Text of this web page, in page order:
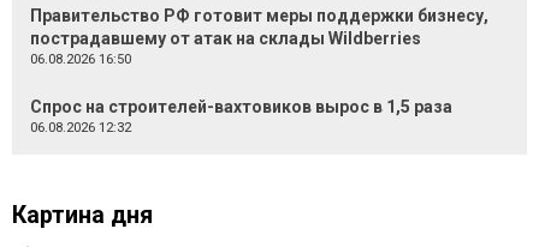
Правительство РФ готовит меры поддержки бизнесу,
пострадавшему от атак на склады Wildberries
06.08.2026 16:50
Спрос на строителей-вахтовиков вырос в 1,5 раза
06.08.2026 12:32
Картина дня